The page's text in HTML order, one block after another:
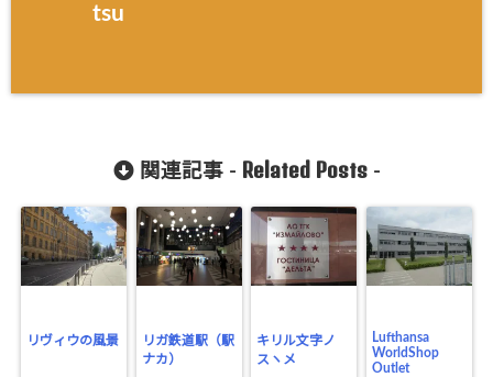
tsu
関連記事 - Related Posts-
リヴィウの風景
リガ鉄道駅（駅
ナカ）
キリル文字ノ
スヽメ
Lufthansa
WorldShop
Outlet